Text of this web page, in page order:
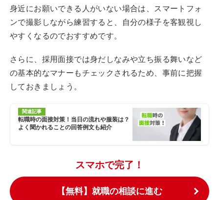
身近にお願いできる人がいない場合は、スマートフォ
ンで撮影しながら練習すると、自分の様子を客観視し
やすくなるのでおすすめです。
さらに、採用面接では身だしなみや立ち振る舞いなど
の基本的なマナーもチェックされるため、事前に把握
しておきましょう。
関連記事
転職時の面接対策！当日の流れや服装は？
よく聞かれることの回答例文も紹介
スマホで完了！
【無料】就職の相談に進む